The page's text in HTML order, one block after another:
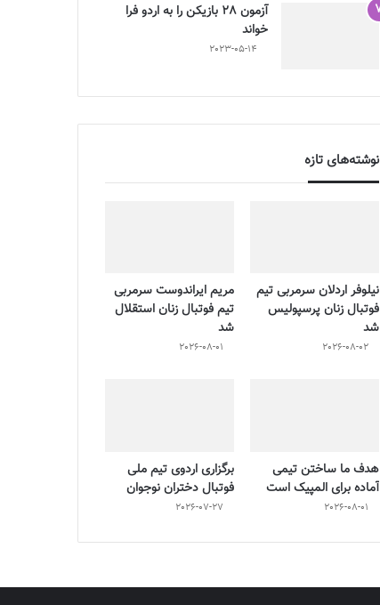
آزمون 28 بازیکن را به اردو فرا
خواند
2023-05-14
نوشته‌های تازه
نیلوفر اردلان سرمربی تیم
فوتبال زنان پرسپولیس
شد
2026-08-02
مریم ایراندوست سرمربی
تیم فوتبال زنان استقلال
شد
2026-08-01
هدف ما ساختن تیمی
آماده برای المپیک است
2026-08-01
برگزاری اردوی تیم ملی
فوتبال دختران نوجوان
2026-07-27